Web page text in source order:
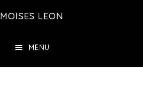
MOISES LEON
MENU